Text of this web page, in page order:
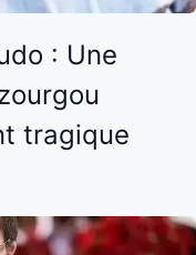
: Une
tragique